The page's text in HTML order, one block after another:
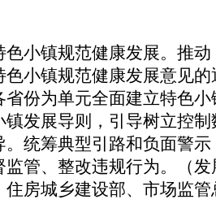
镇规范健康发展。推动
色小镇规范健康发展意见
省份为单元全面建立特色
镇发展导则，引导树立控
。统筹典型引路和负面警
管、整改违规行为。（
房城乡建设部、市场监